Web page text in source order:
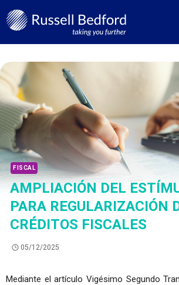
FISCAL
AMPLIACIÓN DEL
PARA REGULARIZACIÓN
CRÉDITOS FISCALES
05/12/2025
Mediante el artículo Vigésimo Segundo